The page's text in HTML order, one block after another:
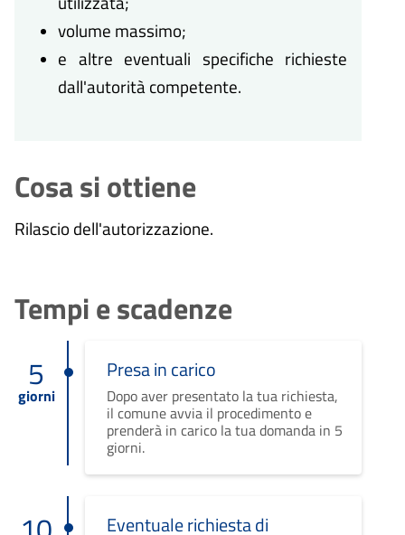
volume massimo;
e altre eventuali specifiche richieste
dall'autorità competente.
Cosa si ottiene
Rilascio dell'autorizzazione.
Tempi e scadenze
5
giorni
Presa in carico
Dopo aver presentato la tua richiesta,
il comune avvia il procedimento e
prenderà in carico la tua domanda in 5
giorni.
Eventuale richiesta di